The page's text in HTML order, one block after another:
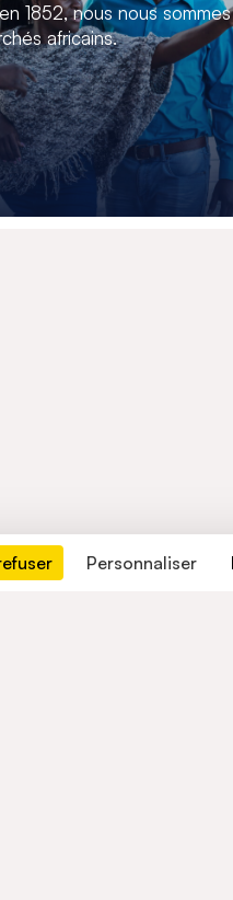
1852, nous nous
africains.
Personnaliser